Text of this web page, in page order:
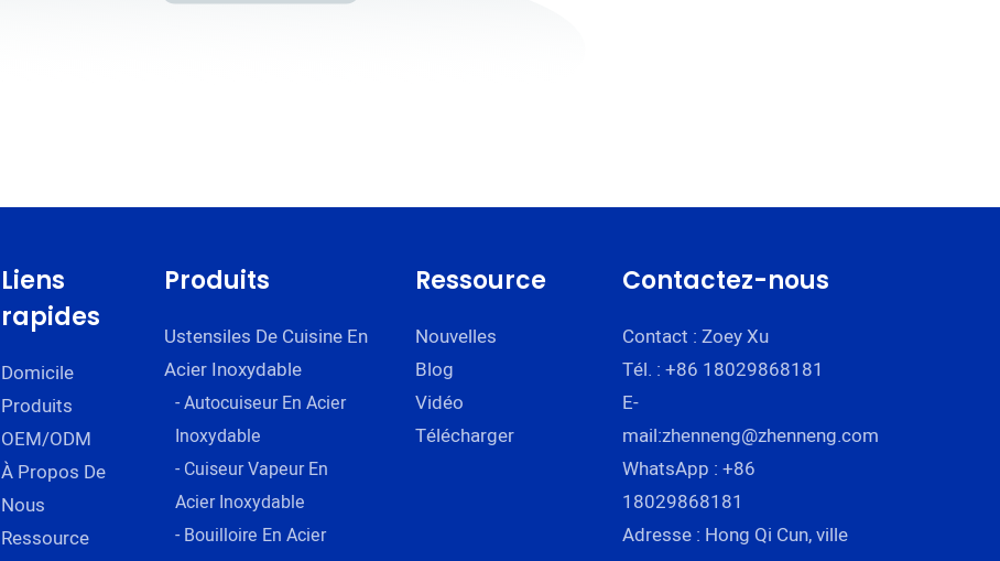
Liens
rapides
Domicile
Produits
OEM/ODM
À Propos De
Nous
Ressource
Produits
Ustensiles De Cuisine En
Acier Inoxydable
- Autocuiseur En Acier
Inoxydable
- Cuiseur Vapeur En
Acier Inoxydable
- Bouilloire En Acier
Ressource
Nouvelles
Blog
Vidéo
Télécharger
Contactez-nous
Contact : Zoey Xu
Tél. : +86 18029868181
E-
mail:zhenneng@zhenneng.com
WhatsApp : +86
18029868181
Adresse : Hong Qi Cun, ville